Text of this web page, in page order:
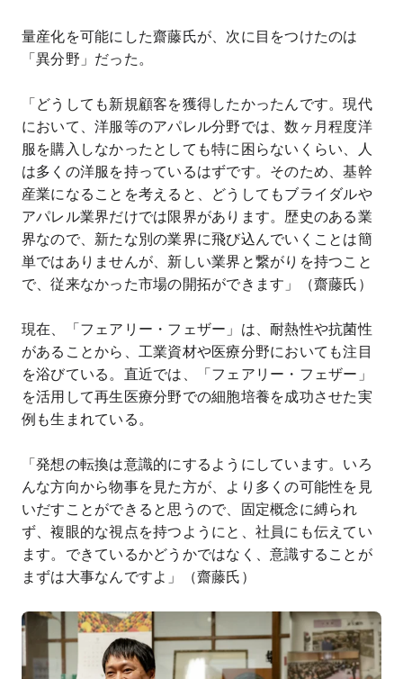
量産化を可能にした齋藤氏が、次に目をつけたのは
「異分野」だった。
「どうしても新規顧客を獲得したかったんです。現代
において、洋服等のアパレル分野では、数ヶ月程度洋
服を購入しなかったとしても特に困らないくらい、人
は多くの洋服を持っているはずです。そのため、基幹
産業になることを考えると、どうしてもブライダルや
アパレル業界だけでは限界があります。歴史のある業
界なので、新たな別の業界に飛び込んでいくことは簡
単ではありませんが、新しい業界と繋がりを持つこと
で、従来なかった市場の開拓ができます」（齋藤氏）
現在、「フェアリー・フェザー」は、耐熱性や抗菌性
があることから、工業資材や医療分野においても注目
を浴びている。直近では、「フェアリー・フェザー」
を活用して再生医療分野での細胞培養を成功させた実
例も生まれている。
「発想の転換は意識的にするようにしています。いろ
んな方向から物事を見た方が、より多くの可能性を見
いだすことができると思うので、固定概念に縛られ
ず、複眼的な視点を持つようにと、社員にも伝えてい
ます。できているかどうかではなく、意識することが
まずは大事なんですよ」（齋藤氏）